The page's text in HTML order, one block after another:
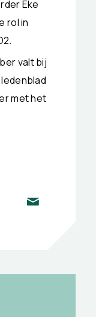
Eke
rol in
valt bij
met het